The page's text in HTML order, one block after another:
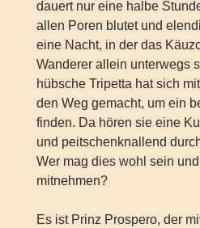
dauert nur eine halbe
allen Poren blutet und
eine Nacht, in der das
Wanderer allein unterwegs
hübsche Tripetta hat sich
den Weg gemacht, um ein
finden. Da hören sie eine
und peitschenknallend
Wer mag dies wohl sein
mitnehmen?
Es ist Prinz Prospero, der